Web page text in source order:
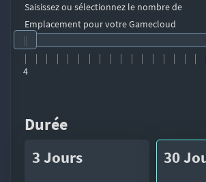
Saisissez ou sélectionnez le nombre de
Emplacement pour votre Gamecloud
4
Durée
3 Jours 30